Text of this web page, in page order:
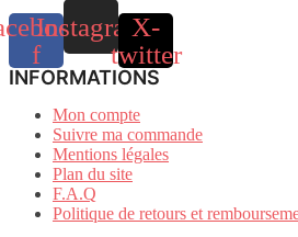
f
InstagramX-
twitter
INFORMATIONS
Mon compte
Suivre ma commande
Mentions légales
Plan du site
F.A.Q
Politique de retours et